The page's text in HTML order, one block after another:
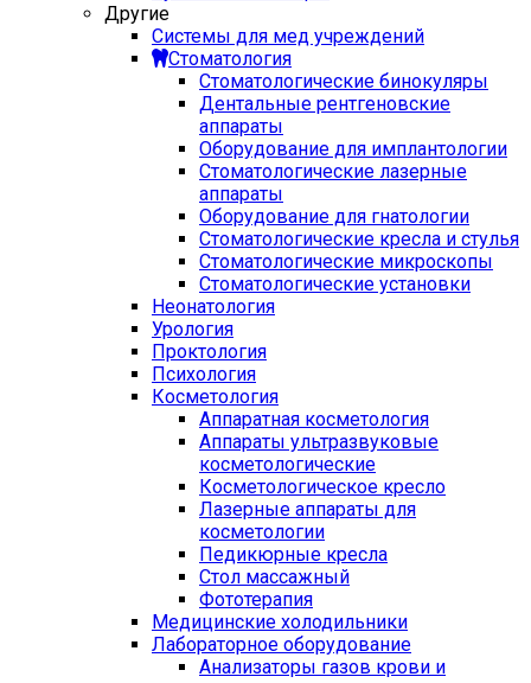
Другие
Системы для мед учреждений
Стоматология
Стоматологические бинокуляры
Дентальные рентгеновские
аппараты
Оборудование для имплантологии
Стоматологические лазерные
аппараты
Оборудование для гнатологии
Стоматологические кресла и стулья
Стоматологические микроскопы
Стоматологические установки
Неонатология
Урология
Проктология
Психология
Косметология
Аппаратная косметология
Аппараты ультразвуковые
косметологические
Косметологическое кресло
Лазерные аппараты для
косметологии
Педикюрные кресла
Стол массажный
Фототерапия
Медицинские холодильники
Лабораторное оборудование
Анализаторы газов крови и